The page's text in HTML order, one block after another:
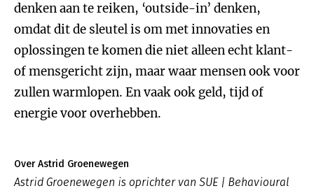
denken aan te reiken, ‘outside-in’ denken,
omdat dit de sleutel is om met innovaties en
oplossingen te komen die niet alleen echt klant-
of mensgericht zijn, maar waar mensen ook voor
zullen warmlopen. En vaak ook geld, tijd of
energie voor overhebben.
Over Astrid Groenewegen
Astrid Groenewegen is oprichter van SUE | Behavioural